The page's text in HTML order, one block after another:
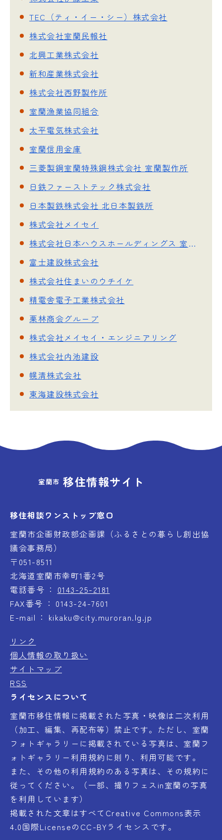
TEC（ティ・イー・シー）株式会社
株式会社室蘭民報社
北興工業株式会社
新和産業株式会社
株式会社西野製作所
室蘭漁業協同組合
太平電気株式会社
室蘭信用金庫
三菱製鋼室蘭特殊鋼株式会社 室蘭製作所
日鉄ファーストテック株式会社
日本製鉄株式会社 北日本製鉄所
株式会社メイセイ
株式会社日本ハウスホールディングス 室蘭営業所
富士建設株式会社
株式会社住まいのウチイケ
精電舎電子工業株式会社
栗林商会グループ
株式会社メイセイ・エンジニアリング
株式会社内池建設
幌清株式会社
東海建設株式会社
室蘭市 移住情報サイト
移住相談ワンストップ窓口
室蘭市企画財政部企画課（ふるさとの暮らし創出協
議会事務局）
〒051-8511
北海道室蘭市幸町1番2号
電話番号
0143-25-2181
FAX番号
0143-24-7601
E-mail
kikaku@city.muroran.lg.jp
リンク
個人情報の取り扱い
サイトマップ
RSS
ライセンスについて
室蘭市移住情報に掲載された写真・映像は二次利用
（加工、編集、再配布等）禁止です。ただし、室蘭
フォトギャラリーに掲載されている写真は、室蘭フ
ォトギャラリー利用規約に則り、利用可能です。
また、その他の利用規約のある写真は、その規約に
従ってください。（一部、撮りフェスin室蘭の写真
を利用しています）
掲載された文章はすべてCreative Commons表示
4.0国際LicenseのCC-BYライセンスです。